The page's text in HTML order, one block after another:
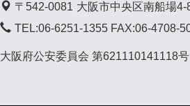
〒542-0081 大阪市中央区南船場4-
TEL:06-6251-1355 FAX:06-4708-
大阪府公安委員会 第621110141118号